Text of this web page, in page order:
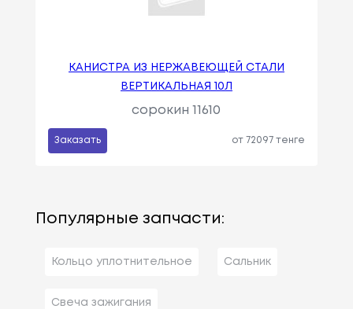
КАНИСТРА ИЗ НЕРЖАВЕЮЩЕЙ СТАЛИ
ВЕРТИКАЛЬНАЯ 10Л
сорокин 11610
Заказать от 72097 тенге
Популярные запчасти:
Кольцо уплотнительное Сальник
Свеча зажигания